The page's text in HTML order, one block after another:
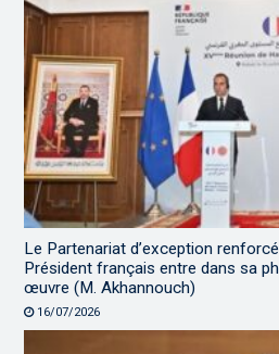
Le Partenariat d’exception
Président français entre dans sa
œuvre (M. Akhannouch)
16/07/2026